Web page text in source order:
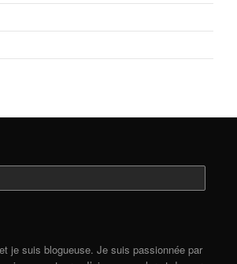
je suis blogueuse. Je suis passionnée par